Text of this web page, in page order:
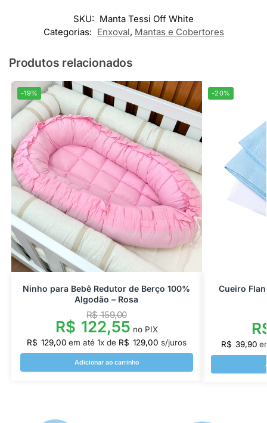
SKU: Manta Tessi Off White
Categorias: Enxoval, Mantas e Cobertores
Produtos relacionados
-19%
Ninho para Bebê Redutor de Berço 100%
Algodão – Rosa
R$159,00
R$ 122,55 no PIX
R$ 129,00 em até 1x de R$ 129,00 s/juros
Adicionar ao carrinho
-20%
Cueiro
R$ 39,90